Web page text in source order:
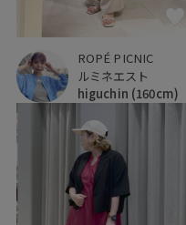
ROPÉ PICNIC
ルミネエスト
higuchin (160cm)